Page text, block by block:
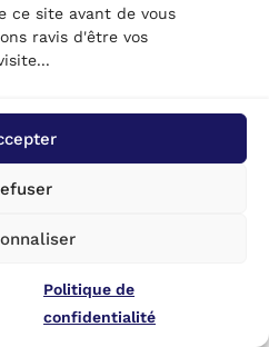
ce site avant de vous
ravis d'être vos
Politique de
confidentialité